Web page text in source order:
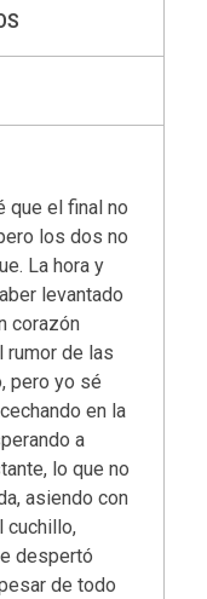
que el final no
los dos no
La hora y
levantado
corazón
rumor de las
pero yo sé
en la
a
lo que no
asiendo con
cuchillo,
despertó
de todo